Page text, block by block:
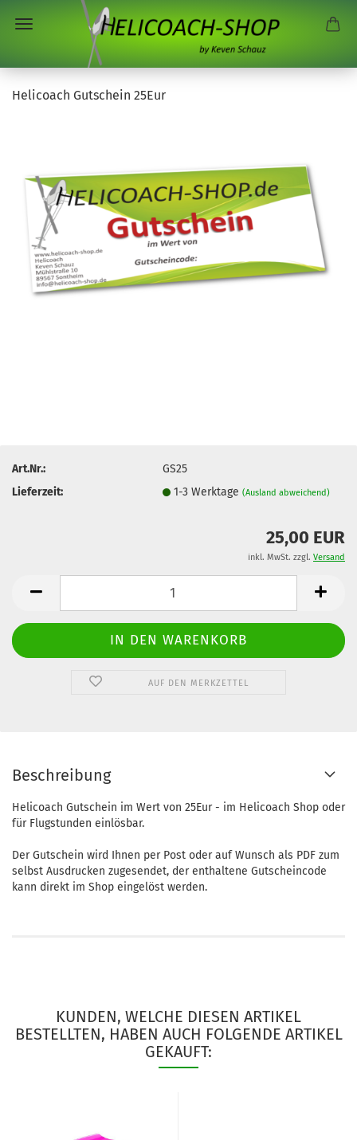
Helicoach Gutschein 25Eur
Art.Nr.:
GS25
Lieferzeit:
1-3 Werktage(Ausland abweichend)
25,00 EUR
inkl. MwSt. zzgl. Versand
AUF DEN MERKZETTEL
Beschreibung
Helicoach Gutschein im Wert von 25Eur - im Helicoach Shop oder
für Flugstunden einlösbar.
Der Gutschein wird Ihnen per Post oder auf Wunsch als PDF zum
selbst Ausdrucken zugesendet, der enthaltene Gutscheincode
kann direkt im Shop eingelöst werden.
KUNDEN, WELCHE DIESEN ARTIKEL
BESTELLTEN, HABEN AUCH FOLGENDE ARTIKEL
GEKAUFT: